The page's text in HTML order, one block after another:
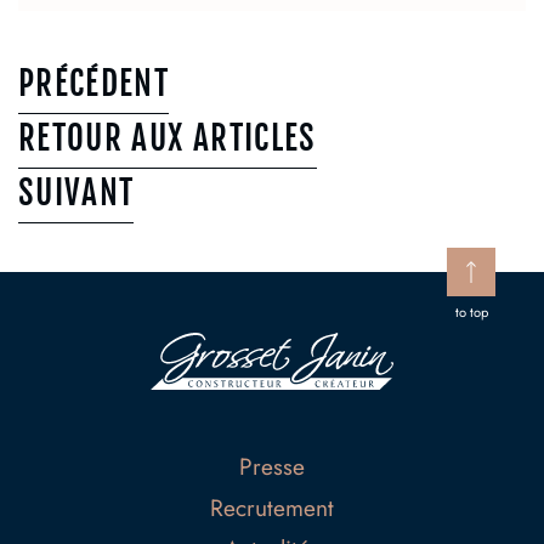
PRÉCÉDENT
RETOUR AUX ARTICLES
SUIVANT
Presse
Recrutement
to top